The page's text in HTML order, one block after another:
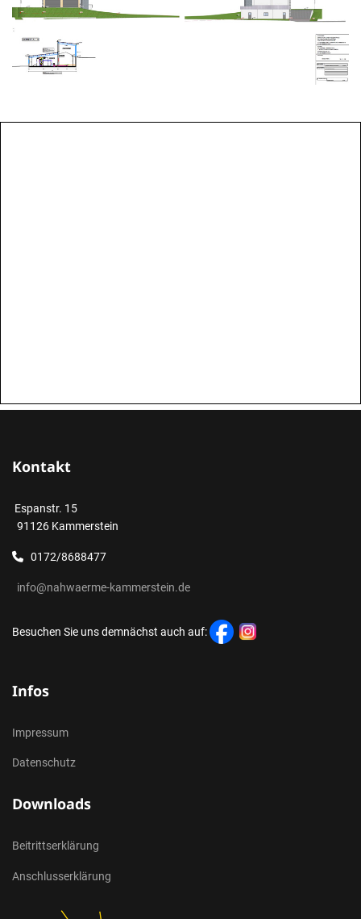
Kontakt
Espanstr. 15
91126 Kammerstein
0172/8688477
info@nahwaerme-kammerstein.de
Besuchen Sie uns demnächst auch auf:
Infos
Impressum
Datenschutz
Downloads
Beitrittserklärung
Anschlusserklärung